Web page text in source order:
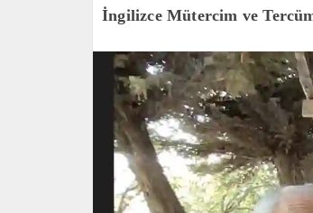
İngilizce Mütercim ve